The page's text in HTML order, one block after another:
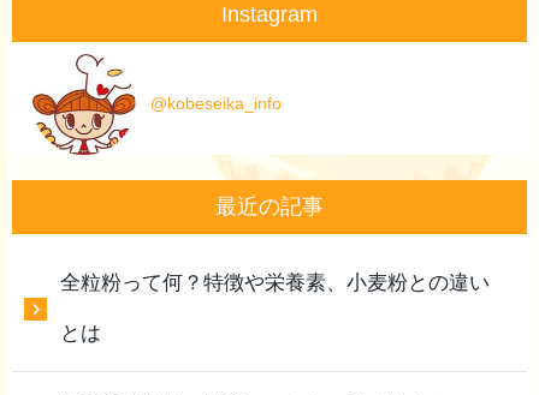
Instagram
@kobeseika_info
最近の記事
全粒粉って何？特徴や栄養素、小麦粉との違い
とは